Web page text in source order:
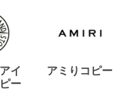
イ
ー
アミりコピー